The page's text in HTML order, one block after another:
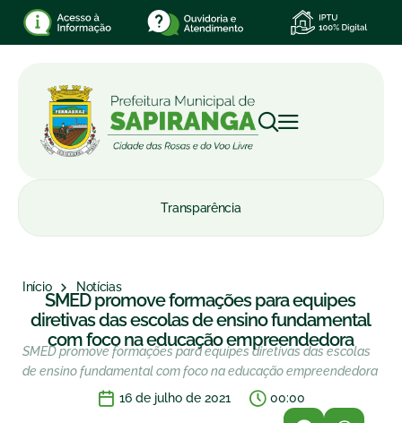
Transparência
Início Notícias
SMED promove formações para equipes
diretivas das escolas de ensino fundamental
com foco na educação empreendedora
SMED promove formações para equipes diretivas das escolas
de ensino fundamental com foco na educação empreendedora
16 de julho de 2021
00:00